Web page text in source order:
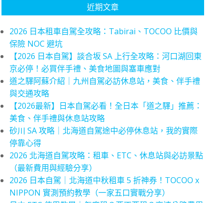
近期文章
2026 日本租車自駕全攻略：Tabirai、TOCOO 比價與
保險 NOC 避坑
【2026 日本自駕】談合坂 SA 上行全攻略：河口湖回東
京必停！必買伴手禮、美食地圖與塞車應對
道之驛阿蘇介紹｜九州自駕必訪休息站，美食、伴手禮
與交通攻略
【2026最新】日本自駕必看！全日本「道之驛」推薦：
美食、伴手禮與休息站攻略
砂川 SA 攻略｜北海道自駕途中必停休息站，我的實際
停靠心得
2026 北海道自駕攻略：租車、ETC、休息站與必訪景點
（最新費用與經驗分享）
2026 日本自駕｜北海道中秋租車 5 折神券！TOCOO x
NIPPON 實測預約教學（一家五口實戰分享）